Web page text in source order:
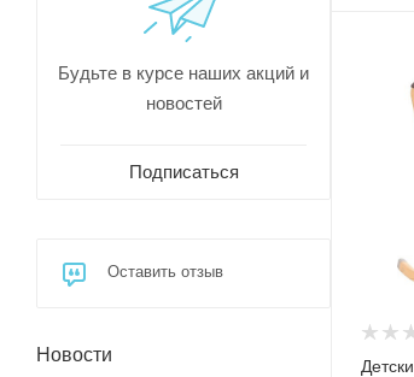
Будьте в курсе наших акций и
новостей
Подписаться
Оставить отзыв
Новости